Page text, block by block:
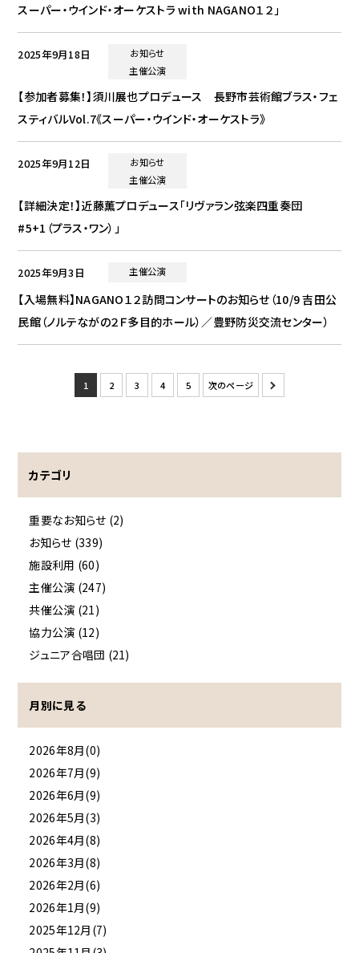
スーパー・ウインド・オーケストラ with NAGANO１２」
2025年9月18日
お知らせ
主催公演
【参加者募集！】須川展也プロデュース 長野市芸術館ブラス・フェ
スティバルVol.7《スーパー・ウインド・オーケストラ》
2025年9月12日
お知らせ
主催公演
【詳細決定！】近藤薫プロデュース「リヴァラン弦楽四重奏団
#5+1（プラス・ワン）」
2025年9月3日 主催公演
【入場無料】NAGANO１２訪問コンサートのお知らせ（10/9 吉田公
民館（ノルテながの２Ｆ多目的ホール）／豊野防災交流センター）
1 2 3 4 5 次のページ »
カテゴリ
重要なお知らせ (2)
お知らせ (339)
施設利用 (60)
主催公演 (247)
共催公演 (21)
協力公演 (12)
ジュニア合唱団 (21)
月別に見る
2026年8月(0)
2026年7月(9)
2026年6月(9)
2026年5月(3)
2026年4月(8)
2026年3月(8)
2026年2月(6)
2026年1月(9)
2025年12月(7)